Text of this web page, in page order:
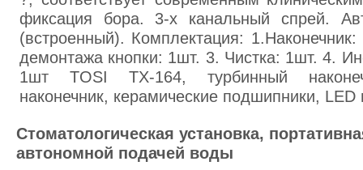
фиксация бора. 3-х канальный спрей.
(встроенный). Комплектация:
демонтажа кнопки: 1шт. 3. Чистка: 1шт. 4.
1шт TOSI TX-164, турбинный
наконечник, керамические подшипники, LED
Стоматологическая установка,
автономной подачей воды